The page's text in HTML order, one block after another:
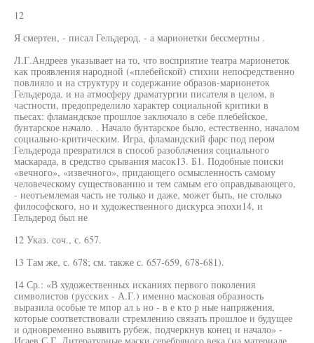
12
Я смертен, - писал Гельдерод, - а марионетки бессмертны .
Л.Г.Андреев указывает на то, что восприятие театра марионеток
как проявления народной («плебейской) стихии непосредственно
повлияло и на структуру и содержание образов-марионеток
Гельдерода, и на атмосферу драматургии писателя в целом, в
частности, предопределило характер социальной критики в
пьесах: фламандское прошлое заключало в себе плебейское,
бунтарское начало. . Начало бунтарское было, естественно, началом
социально-критическим. Игра, фламандский фарс под пером
Гельдерода превратился в способ разоблачения социального
маскарада, в средство срывания масок13. Б1. Подобные поиски
«вечного», «извечного», придающего осмысленность самому
человеческому существованию и тем самым его оправдывающего,
- неотъемлемая часть не только и даже, может быть, не столько
философского, но и художественного дискурса эпохи14, и
Гельдерод был не
12 Указ. соч., с. 657.
13 Там же, с. 678; см. также с. 657-659, 678-681).
14 Ср.: «В художественных исканиях первого поколения
символистов (русских - А.Г.) именно масковая образность
выразила особые те мпор ал ь но - в е кто р ные напряжения,
которые соответствовали стремлению связать прошлое и будущее
и одновременно выявить рубеж, подчеркнув конец и начало» -